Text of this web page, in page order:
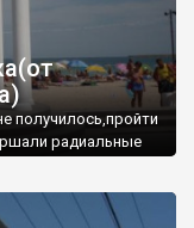
получилось,пройти
радиальные